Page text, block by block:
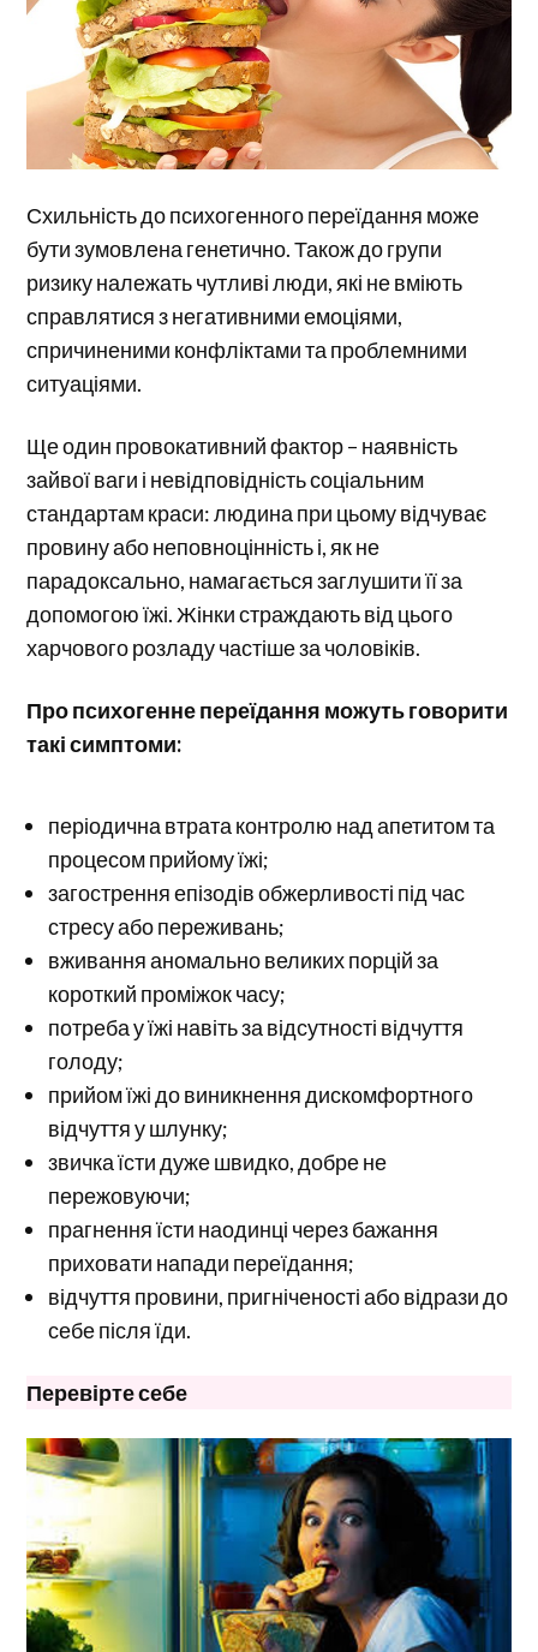
Схильність до психогенного переїдання може
бути зумовлена генетично. Також до групи
ризику належать чутливі люди, які не вміють
справлятися з негативними емоціями,
спричиненими конфліктами та проблемними
ситуаціями.
Ще один провокативний фактор – наявність
зайвої ваги і невідповідність соціальним
стандартам краси: людина при цьому відчуває
провину або неповноцінність і, як не
парадоксально, намагається заглушити її за
допомогою їжі. Жінки страждають від цього
харчового розладу частіше за чоловіків.
Про психогенне переїдання можуть говорити
такі симптоми:
періодична втрата контролю над апетитом та
процесом прийому їжі;
загострення епізодів обжерливості під час
стресу або переживань;
вживання аномально великих порцій за
короткий проміжок часу;
потреба у їжі навіть за відсутності відчуття
голоду;
прийом їжі до виникнення дискомфортного
відчуття у шлунку;
звичка їсти дуже швидко, добре не
пережовуючи;
прагнення їсти наодинці через бажання
приховати напади переїдання;
відчуття провини, пригніченості або відрази до
себе після їди.
Перевірте себе